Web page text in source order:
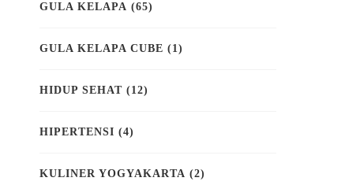
GULA KELAPA (65)
GULA KELAPA CUBE (1)
HIDUP SEHAT (12)
HIPERTENSI (4)
KULINER YOGYAKARTA (2)